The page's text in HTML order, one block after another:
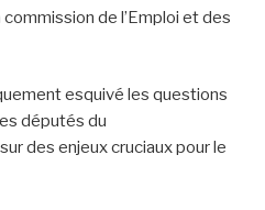
de l’Emploi et des
esquivé les questions
députés du
des enjeux cruciaux pour le